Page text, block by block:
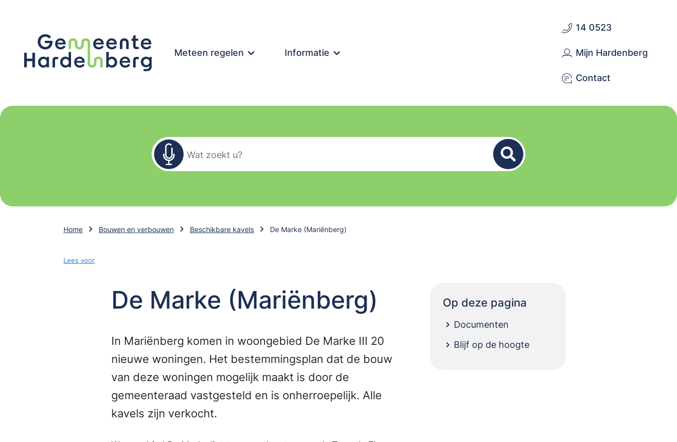
Meteen regelen Informatie
14 0523
Mijn Hardenberg
Contact
Zoekformulier
Wat zoekt u?
Home Bouwen en verbouwen Beschikbare kavels De Marke (Mariënberg)
Lees voor
Op deze pagina
Documenten
Blijf op de hoogte
De Marke (Mariënberg)
In Mariënberg komen in woongebied De Marke III 20
nieuwe woningen. Het bestemmingsplan dat de bouw
van deze woningen mogelijk maakt is door de
gemeenteraad vastgesteld en is onherroepelijk. Alle
kavels zijn verkocht.